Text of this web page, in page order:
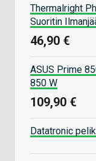
Thermalright
Suoritin
46,90 €
ASUS Prime
850 W
109,90 €
Datatronic